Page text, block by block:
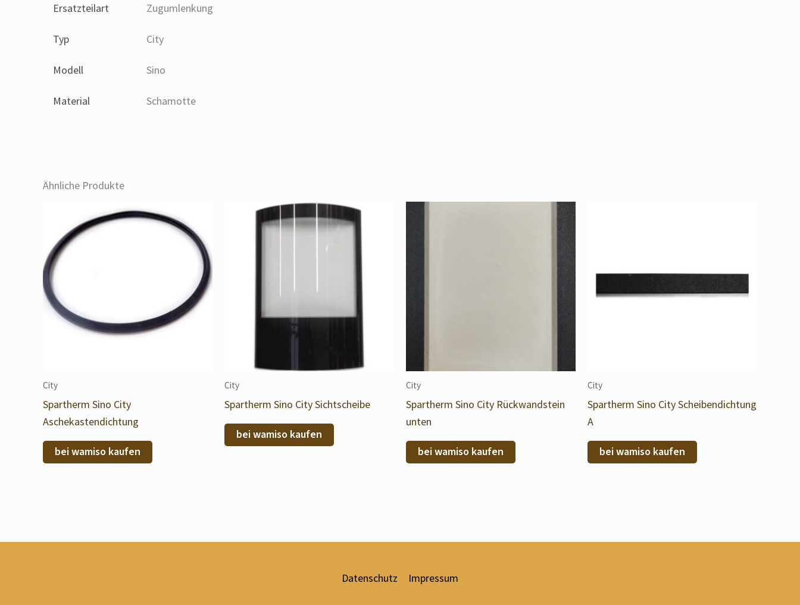
Ersatzteilart Zugumlenkung
Typ City
Modell Sino
Material Schamotte
Ähnliche Produkte
City
Spartherm Sino City
Aschekastendichtung
bei wamiso kaufen
City
Spartherm Sino City Sichtscheibe
bei wamiso kaufen
City
Spartherm Sino City Rückwandstein
unten
bei wamiso kaufen
City
Spartherm Sino City Scheibendichtung
A
bei wamiso kaufen
Datenschutz Impressum